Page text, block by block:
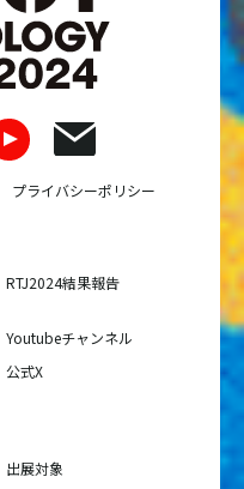
プライバシーポリシー
RTJ2024結果報告
Youtubeチャンネル
公式X
出展対象